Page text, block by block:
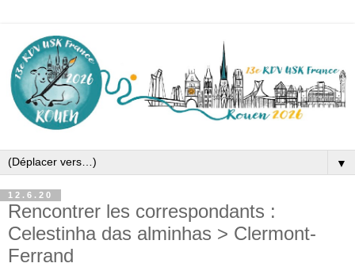
▼
12.6.20
Rencontrer les correspondants :
Celestinha das alminhas > Clermont-
Ferrand